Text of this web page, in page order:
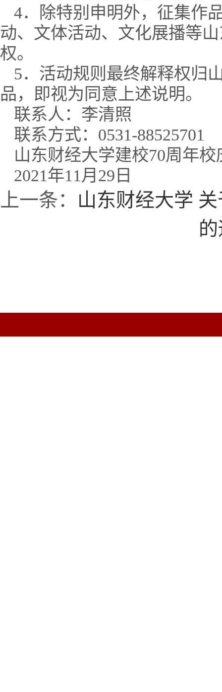
4．除特别申明外，征集作
动、文体活动、文化展播等
权。
5．活动规则最终解释权归
品，即视为同意上述说明。
联系人：李清照
联系方式：0531-88525701
山东财经大学建校70周年
2021年11月29日
上一条： 山东财经大学